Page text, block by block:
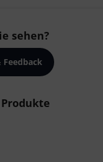
sehen?
Feedback